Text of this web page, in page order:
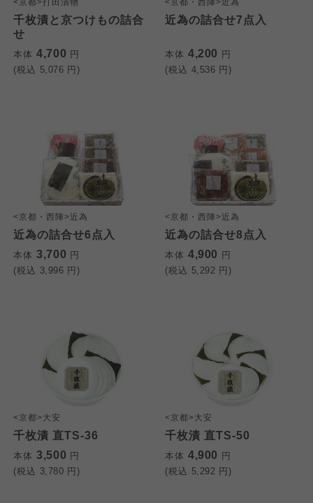
<京都>打田漬物
千枚漬と京つけもの詰合
せ
本体 4,700 円
(税込 5,076 円)
<京都・西陣>近為
近為の詰合せ7点入
本体 4,200 円
(税込 4,536 円)
<京都・西陣>近為
近為の詰合せ6点入
本体 3,700 円
(税込 3,996 円)
<京都・西陣>近為
近為の詰合せ8点入
本体 4,900 円
(税込 5,292 円)
<京都>大安
千枚漬 直TS-36
本体 3,500 円
(税込 3,780 円)
<京都>大安
千枚漬 直TS-50
本体 4,900 円
(税込 5,292 円)